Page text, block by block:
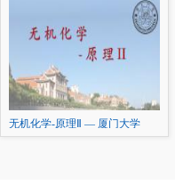
无机化学-原理Ⅱ — 厦门大学